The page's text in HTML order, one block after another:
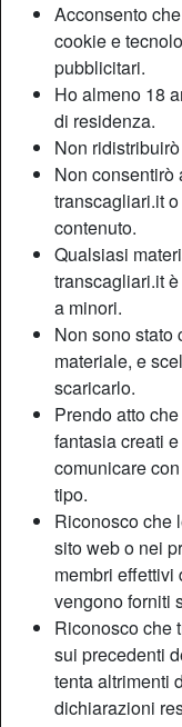
Acconsento
cookie e
pubblicitari.
Ho almeno 18
di residenza.
Non
Non consentirò
transcagliari.it
contenuto.
Qualsiasi
transcagliari.it
a minori.
Non sono stato
materiale, e
scaricarlo.
Prendo atto
fantasia creati
comunicare
tipo.
Riconosco che
sito web o nei
membri effettivi
vengono forniti
Riconosco che
sui precedenti
tenta altrimenti
dichiarazioni
Provincia
Città
Qual è la tua data
Accetto itermini d'uso
trattamento dei dati
trans
e ti
nulla